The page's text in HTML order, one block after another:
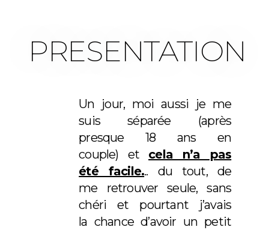
PRESENTATION
Un jour, moi aussi je me
suis séparée (après
presque 18 ans en
couple) et cela n’a pas
été facile... du tout, de
me retrouver seule, sans
chéri et pourtant j’avais
la chance d’avoir un petit